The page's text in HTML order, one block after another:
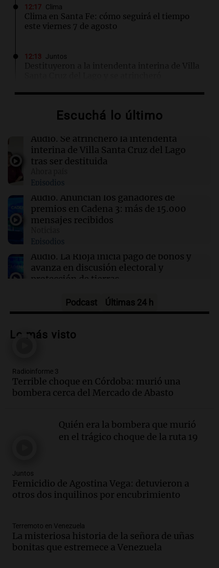
12:17 Clima
Clima en Santa Fe: cómo seguirá el tiempo
este viernes 7 de agosto
12:13 Juntos
Destituyeron a la intendenta interina de Villa
Quiniela la primera de la mañana: conocé los
agosto.
12:11 Clima
viernes 7 de agosto
12:11 Deportes
El Milan se interesa en Leandro Paredes y
Escuchá lo último
Audio. Se atrincheró la intendenta
interina de Villa Santa Cruz del Lago
tras ser destituida
Episodios
Audio. Anuncian los ganadores de
premios en Cadena 3: más de 15.000
mensajes recibidos
Episodios
Audio. La Rioja inicia pago de bonos y
avanza en discusión electoral y
protección de tierras
Audio.Los Tekis presentaron
carnaval el estudio de Cadena 3
Audio.La Expo La Bulaye 2026
comienza con sorpresas y grandes
premios para los visitantes
Córdoba: destituyeron a la
intendenta interina de Villa Santa Cruz
Episodios
Audio.Clases de tango y milonga en la
Confitería El Oriental: una propuesta
Noticias
Episodios
Audio.Más de la mitad de la población
Podcast Últimas 24 h
Lo más visto
Radioinforme 3
Terrible choque en Córdoba: murió una
bombera cerca del Mercado de Abasto
Quién era la bombera que murió
en el trágico choque de la ruta 19
Juntos
Femicidio de Agostina Vega: detuvieron a
otros dos inquilinos por encubrimiento
Terremoto en Venezuela
La misteriosa historia de la señora de uñas
bonitas que estremece a Venezuela